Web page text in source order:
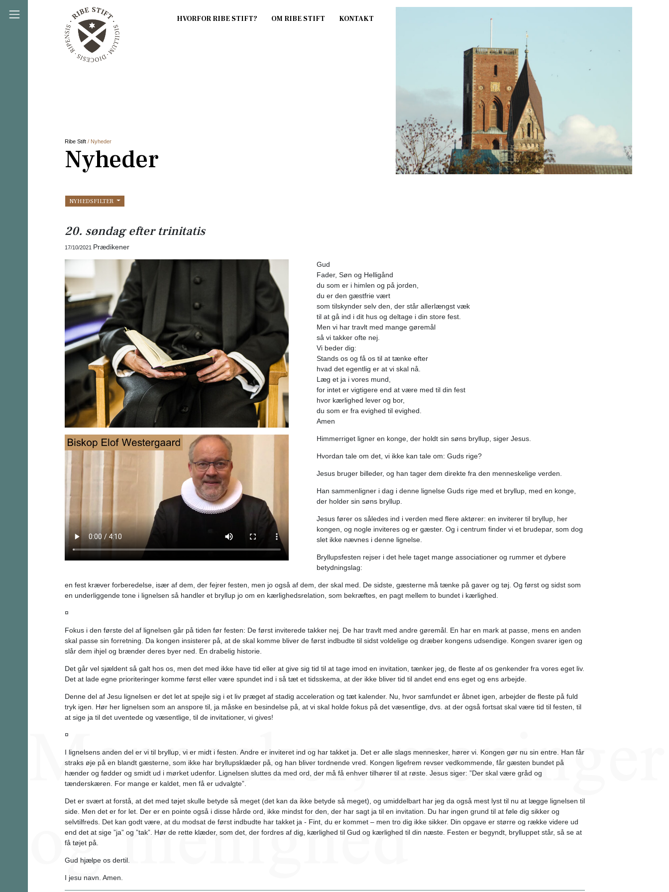
Direkte til indholdet
Ribe Stift / Nyheder
Nyheder
NYHEDSFILTER
20. søndag efter trinitatis
17/10/2021 Prædikener
Gud
Fader, Søn og Helligånd
du som er i himlen og på jorden,
du er den gæstfrie vært
som tilskynder selv den, der står allerlængst væk
til at gå ind i dit hus og deltage i din store fest.
Men vi har travlt med mange gøremål
så vi takker ofte nej.
Vi beder dig:
Stands os og få os til at tænke efter
hvad det egentlig er at vi skal nå.
Læg et ja i vores mund,
for intet er vigtigere end at være med til din fest
hvor kærlighed lever og bor,
du som er fra evighed til evighed.
Amen
Himmerriget ligner en konge, der holdt sin søns bryllup, siger Jesus.
Hvordan tale om det, vi ikke kan tale om: Guds rige?
Jesus bruger billeder, og han tager dem direkte fra den menneskelige verden.
Han sammenligner i dag i denne lignelse Guds rige med et bryllup, med en konge,
der holder sin søns bryllup.
Jesus fører os således ind i verden med flere aktører: en inviterer til bryllup, her
kongen, og nogle inviteres og er gæster. Og i centrum finder vi et brudepar, som dog
slet ikke nævnes i denne lignelse.
Bryllupsfesten rejser i det hele taget mange associationer og rummer et dybere
betydningslag:
en fest kræver forberedelse, især af dem, der fejrer festen, men jo også af dem, der skal med. De sidste, gæsterne må tænke på gaver og tøj. Og først og sidst som
en underliggende tone i lignelsen så handler et bryllup jo om en kærlighedsrelation, som bekræftes, en pagt mellem to bundet i kærlighed.
¤
Fokus i den første del af lignelsen går på tiden før festen: De først inviterede takker nej. De har travlt med andre gøremål. En har en mark at passe, mens en anden
skal passe sin forretning. Da kongen insisterer på, at de skal komme bliver de først indbudte til sidst voldelige og dræber kongens udsendige. Kongen svarer igen og
slår dem ihjel og brænder deres byer ned. En drabelig historie.
Det går vel sjældent så galt hos os, men det med ikke have tid eller at give sig tid til at tage imod en invitation, tænker jeg, de fleste af os genkender fra vores eget liv.
Det at lade egne prioriteringer komme først eller være spundet ind i så tæt et tidsskema, at der ikke bliver tid til andet end ens eget og ens arbejde.
Denne del af Jesu lignelsen er det let at spejle sig i et liv præget af stadig acceleration og tæt kalender. Nu, hvor samfundet er åbnet igen, arbejder de fleste på fuld
tryk igen. Hør her lignelsen som an anspore til, ja måske en besindelse på, at vi skal holde fokus på det væsentlige, dvs. at der også fortsat skal være tid til festen, til
at sige ja til det uventede og væsentlige, til de invitationer, vi gives!
¤
I lignelsens anden del er vi til bryllup, vi er midt i festen. Andre er inviteret ind og har takket ja. Det er alle slags mennesker, hører vi. Kongen gør nu sin entre. Han får
straks øje på en blandt gæsterne, som ikke har bryllupsklæder på, og han bliver tordnende vred. Kongen ligefrem revser vedkommende, får gæsten bundet på
hænder og fødder og smidt ud i mørket udenfor. Lignelsen sluttes da med ord, der må få enhver tilhører til at røste. Jesus siger: ”Der skal være gråd og
tænderskæren. For mange er kaldet, men få er udvalgte”.
Det er svært at forstå, at det med tøjet skulle betyde så meget (det kan da ikke betyde så meget), og umiddelbart har jeg da også mest lyst til nu at lægge lignelsen til
side. Men det er for let. Der er en pointe også i disse hårde ord, ikke mindst for den, der har sagt ja til en invitation. Du har ingen grund til at føle dig sikker og
selvtilfreds. Det kan godt være, at du modsat de først indbudte har takket ja - Fint, du er kommet – men tro dig ikke sikker. Din opgave er større og række videre ud
end det at sige ”ja” og ”tak”. Hør de rette klæder, som det, der fordres af dig, kærlighed til Gud og kærlighed til din næste. Festen er begyndt, brylluppet står, så se at
få tøjet på.
Gud hjælpe os dertil.
I jesu navn. Amen.